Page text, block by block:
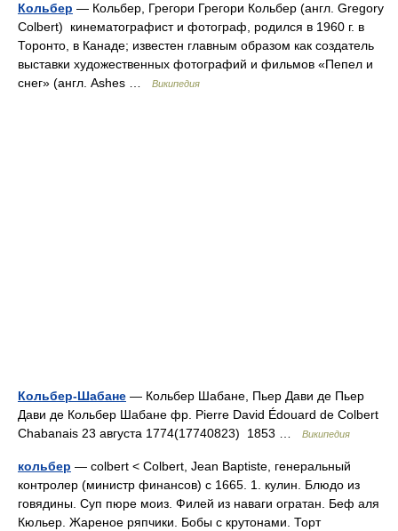
Кольбер — Кольбер, Грегори Грегори Кольбер (англ. Gregory
Colbert) кинематографист и фотограф, родился в 1960 г. в
Торонто, в Канаде; известен главным образом как создатель
выставки художественных фотографий и фильмов «Пепел и
снег» (англ. Ashes …
Википедия
Кольбер-Шабане — Кольбер Шабане, Пьер Дави де Пьер
Дави де Кольбер Шабане фр. Pierre David Édouard de Colbert
Chabanais 23 августа 1774(17740823) 1853 …
Википедия
кольбер — colbert < Colbert, Jean Baptiste, генеральный
контролер (министр финансов) с 1665. 1. кулин. Блюдо из
говядины. Суп пюре моиз. Филей из наваги огратан. Беф аля
Кюльер. Жареное ряпчики. Бобы с крутонами. Торт